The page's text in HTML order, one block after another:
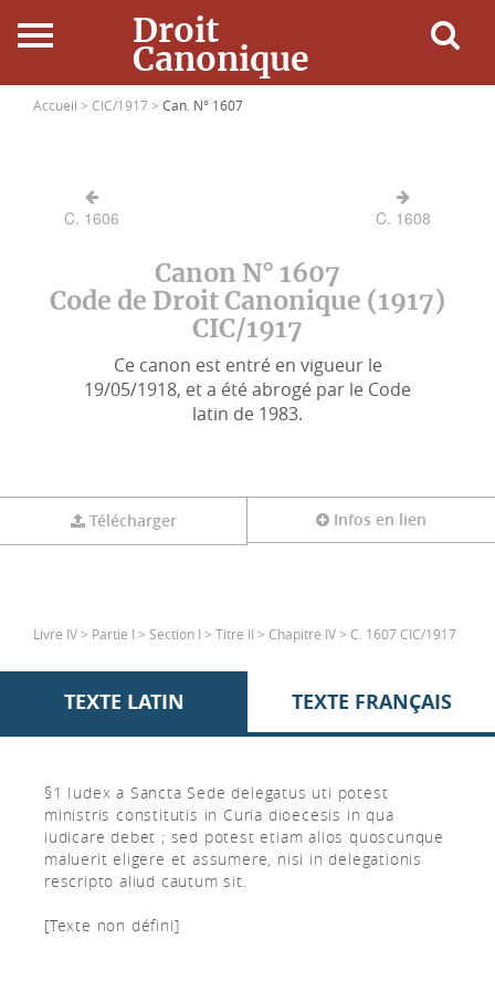
Droit
Canonique
Accueil
Ressources
Accueil > CIC/1917 > Can. N° 1607
C. 1606 C. 1608
Canon N° 1607
Code de Droit Canonique (1917)
CIC/1917
Ce canon est entré en vigueur le
19/05/1918, et a été abrogé par le Code
latin de 1983.
Télécharger Infos en lien
Livre IV > Partie I > Section I > Titre II > Chapitre IV > C. 1607 CIC/1917
TEXTE LATIN TEXTE FRANÇAIS
§1 Iudex a Sancta Sede delegatus uti potest
ministris constitutis in Curia dioecesis in qua
iudicare debet ; sed potest etiam alios quoscunque
maluerit eligere et assumere, nisi in delegationis
rescripto aliud cautum sit.
[Texte non défini]